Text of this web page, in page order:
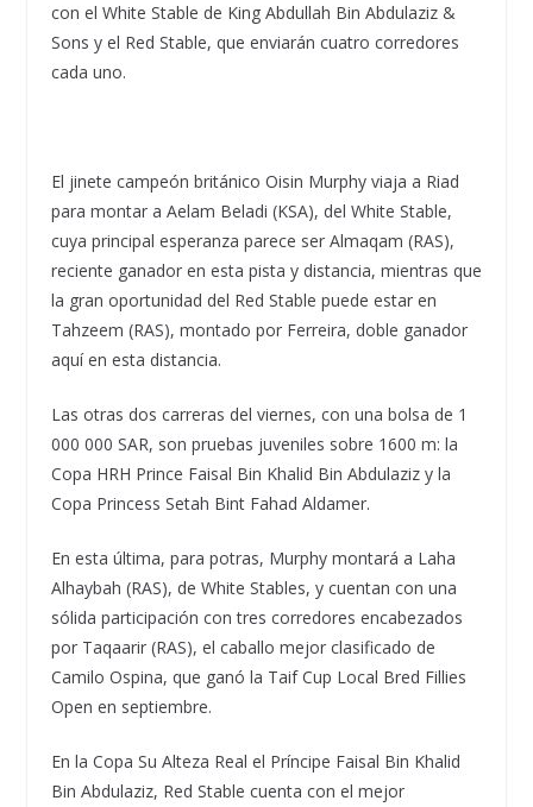
con el White Stable de King Abdullah Bin Abdulaziz &
Sons y el Red Stable, que enviarán cuatro corredores
cada uno.
El jinete campeón británico Oisin Murphy viaja a Riad
para montar a Aelam Beladi (KSA), del White Stable,
cuya principal esperanza parece ser Almaqam (RAS),
reciente ganador en esta pista y distancia, mientras que
la gran oportunidad del Red Stable puede estar en
Tahzeem (RAS), montado por Ferreira, doble ganador
aquí en esta distancia.
Las otras dos carreras del viernes, con una bolsa de 1
000 000 SAR, son pruebas juveniles sobre 1600 m: la
Copa HRH Prince Faisal Bin Khalid Bin Abdulaziz y la
Copa Princess Setah Bint Fahad Aldamer.
En esta última, para potras, Murphy montará a Laha
Alhaybah (RAS), de White Stables, y cuentan con una
sólida participación con tres corredores encabezados
por Taqaarir (RAS), el caballo mejor clasificado de
Camilo Ospina, que ganó la Taif Cup Local Bred Fillies
Open en septiembre.
En la Copa Su Alteza Real el Príncipe Faisal Bin Khalid
Bin Abdulaziz, Red Stable cuenta con el mejor